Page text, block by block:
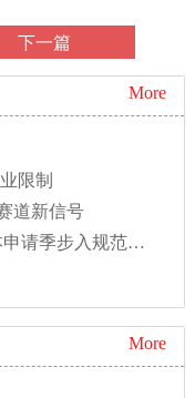
下一篇
More
限制
道新信号
乔治城大学首次接入CA平台，美本申请季步入规范新时代
More